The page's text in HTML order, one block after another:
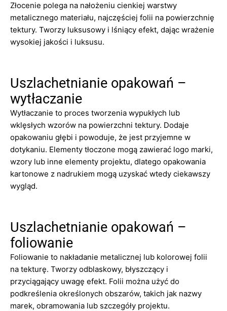
Złocenie polega na nałożeniu cienkiej warstwy
metalicznego materiału, najczęściej folii na powierzchnię
tektury. Tworzy luksusowy i lśniący efekt, dając wrażenie
wysokiej jakości i luksusu.
Uszlachetnianie opakowań –
wytłaczanie
Wytłaczanie to proces tworzenia wypukłych lub
wklęsłych wzorów na powierzchni tektury. Dodaje
opakowaniu głębi i powoduje, że jest przyjemne w
dotykaniu. Elementy tłoczone mogą zawierać logo marki,
wzory lub inne elementy projektu, dlatego opakowania
kartonowe z nadrukiem mogą uzyskać wtedy ciekawszy
wygląd.
Uszlachetnianie opakowań –
foliowanie
Foliowanie to nakładanie metalicznej lub kolorowej folii
na tekturę. Tworzy odblaskowy, błyszczący i
przyciągający uwagę efekt. Folii można użyć do
podkreślenia określonych obszarów, takich jak nazwy
marek, obramowania lub szczegóły projektu.